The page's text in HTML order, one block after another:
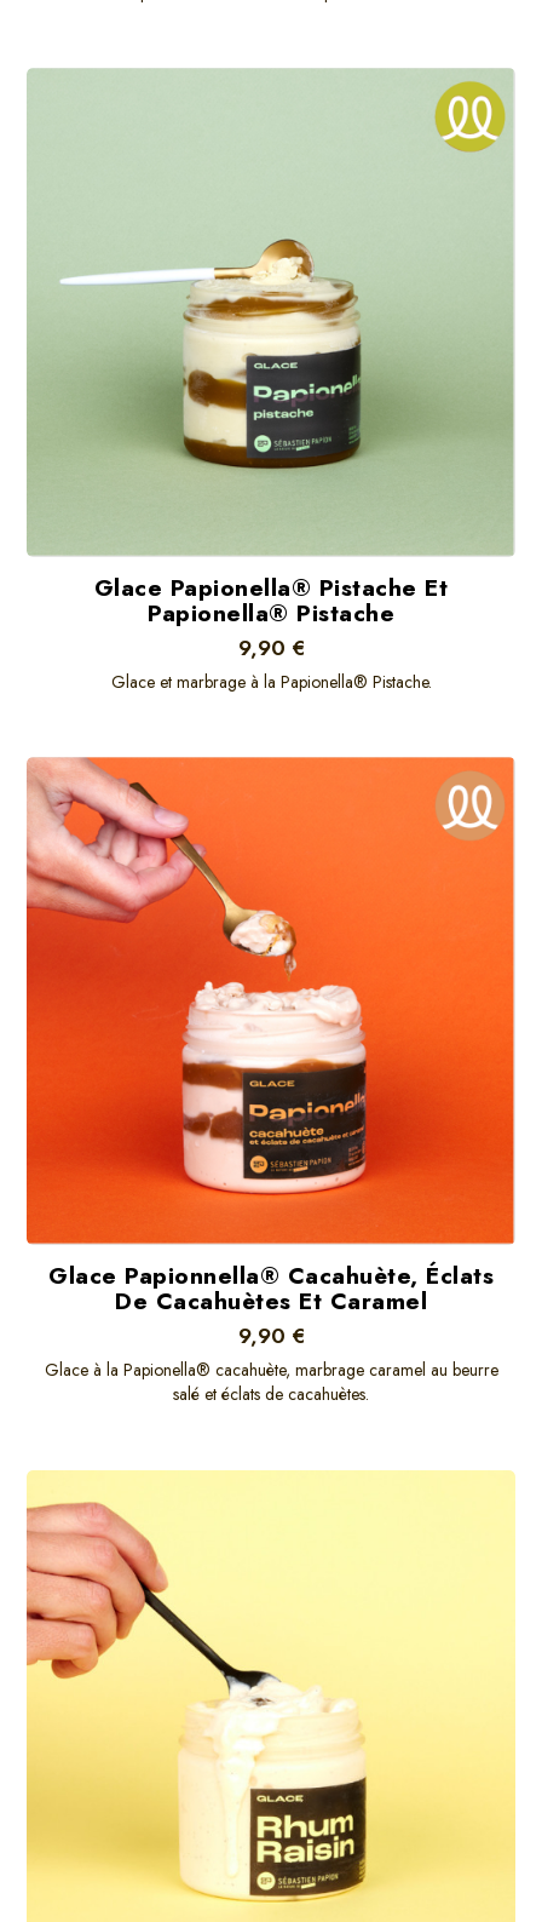
Glace Papionella® Pistache Et
Papionella® Pistache
9,90 €
Glace et marbrage à la Papionella® Pistache.
Glace Papionnella® Cacahuète, Éclats
De Cacahuètes Et Caramel
9,90 €
Glace à la Papionella® cacahuète, marbrage caramel au beurre
salé et éclats de cacahuètes.